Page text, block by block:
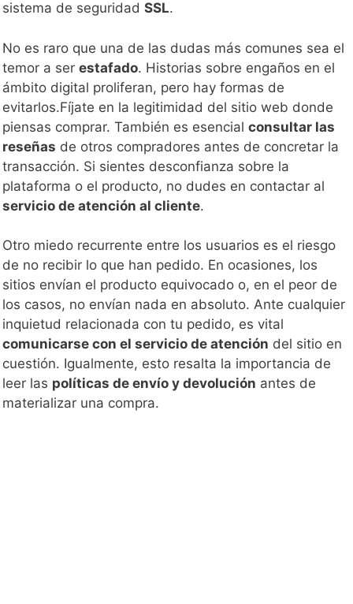
sistema de seguridad SSL.
No es raro que una de las dudas más comunes sea el
temor a ser estafado. Historias sobre engaños en el
ámbito digital proliferan, pero hay formas de
evitarlos.Fíjate en la legitimidad del sitio web donde
piensas comprar. También es esencial consultar las
reseñas de otros compradores antes de concretar la
transacción. Si sientes desconfianza sobre la
plataforma o el producto, no dudes en contactar al
servicio de atención al cliente.
Otro miedo recurrente entre los usuarios es el riesgo
de no recibir lo que han pedido. En ocasiones, los
sitios envían el producto equivocado o, en el peor de
los casos, no envían nada en absoluto. Ante cualquier
inquietud relacionada con tu pedido, es vital
comunicarse con el servicio de atención del sitio en
cuestión. Igualmente, esto resalta la importancia de
leer las políticas de envío y devolución antes de
materializar una compra.